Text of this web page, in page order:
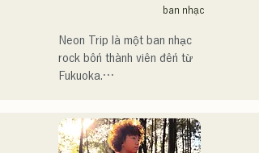
ban nhạc
Neon Trip là một ban nhạc
rock bốn thành viên đến từ
Fukuoka.
albatross thành Neon Trip
vào tháng 11 năm 2023.